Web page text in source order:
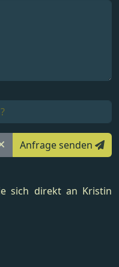
Anfrage senden
sich direkt an Kristin